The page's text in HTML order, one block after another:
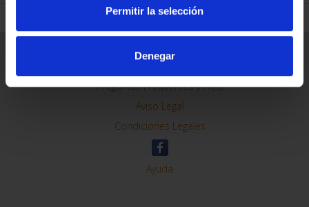
Permitir la selección
Denegar
Información General
Contacto
Preguntas Frequentes (FAQs)
Aviso Legal
Condiciones Legales
Ayuda